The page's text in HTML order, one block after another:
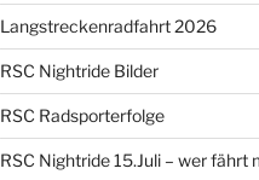
Langstreckenradfahrt 2026
RSC Nightride Bilder
RSC Radsporterfolge
RSC Nightride 15.Juli – wer fährt